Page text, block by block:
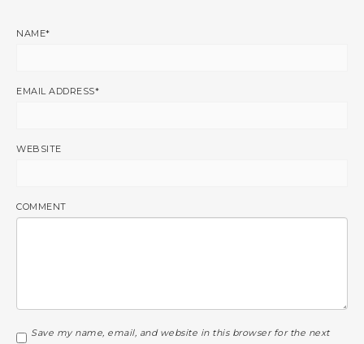
NAME*
EMAIL ADDRESS*
WEBSITE
COMMENT
Save my name, email, and website in this browser for the next